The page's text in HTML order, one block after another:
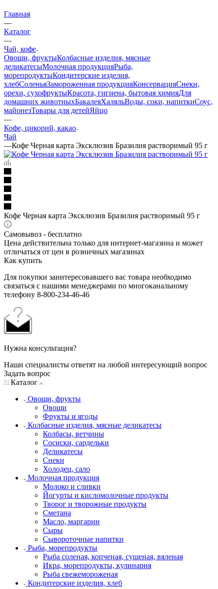
Главная
—
Каталог
—
Чай, кофе
Овощи, фруктыКолбасные изделия, мясные
деликатесыМолочная продукцияРыба,
морепродуктыКондитерские изделия,
хлебСоленьяЗамороженная продукцияКонсервацияСнеки,
орехи, сухофруктыКрасота, гигиена, бытовая химияДля
домашних животныхБакалеяХаляльВоды, соки, напиткиСоус,
майонезТовары для детейЯйцо
—
Кофе, цикорий, какао
Чай
—Кофе Черная карта Эксклюзив Бразилия растворимый 95 г
Кофе Черная карта Эксклюзив Бразилия растворимый 95 г
Самовывоз - бесплатно
Цена действительна только для интернет-магазина и может
отличаться от цен в розничных магазинах
Как купить
Для покупки заинтересовавшего вас товара необходимо
связаться с нашими менеджерами по многоканальному
телефону 8-800-234-46-46
Нужна консультация?
Наши специалисты ответят на любой интересующий вопрос
Задать вопрос
Каталог
Овощи, фрукты
Овощи
Фрукты и ягоды
Колбасные изделия, мясные деликатесы
Колбасы, ветчины
Сосиски, сардельки
Деликатесы
Снеки
Холодец, сало
Молочная продукция
Молоко и сливки
Йогурты и кисломолочные продукты
Творог и творожные продукты
Сметана
Масло, маргарин
Сыры
Сывороточные напитки
Рыба, морепродукты
Рыба соленая, копченая, сушеная, вяленая
Икра, морепродукты, кулинария
Рыба свежемороженая
Кондитерские изделия, хлеб